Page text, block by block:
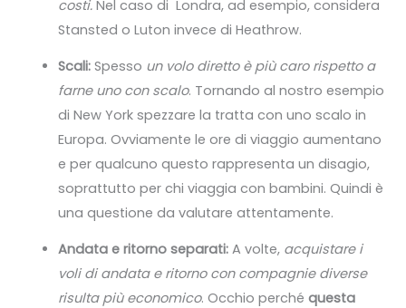
costi.Nel caso di Londra, ad esempio, considera
Stansted o Luton invece di Heathrow.
Scali:Spesso un volo diretto è più caro rispetto a
farne uno con scalo. Tornando al nostro esempio
di New York spezzare la tratta con uno scalo in
Europa. Ovviamente le ore di viaggio aumentano
e per qualcuno questo rappresenta un disagio,
soprattutto per chi viaggia con bambini. Quindi è
una questione da valutare attentamente.
Andata e ritorno separati:A volte, acquistare i
voli di andata e ritorno con compagnie diverse
risulta più economico. Occhio perché questa